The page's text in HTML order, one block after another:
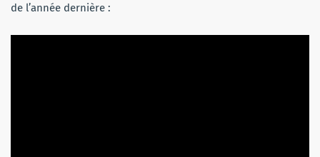
de l’année dernière :